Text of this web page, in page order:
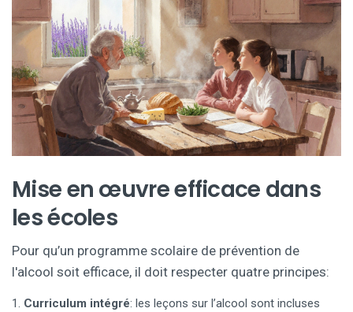
Mise en œuvre efficace dans
les écoles
Pour qu’un programme scolaire de prévention de
l'alcool soit efficace, il doit respecter quatre principes:
Curriculum intégré: les leçons sur l’alcool sont incluses